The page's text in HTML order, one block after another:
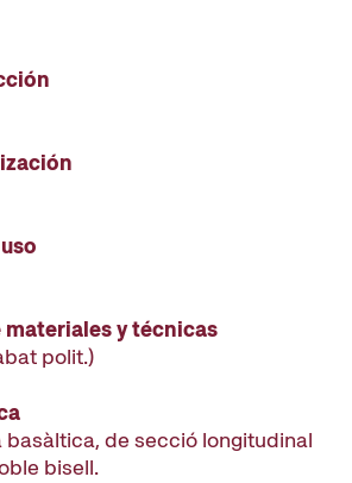
y técnicas
polit.)
de secció longitudinal
bisell.